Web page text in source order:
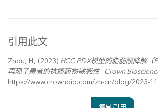
引用此文
Zhou, H., (2023) HCC PDX模型的脂肪酸降解
再现了患者的抗癌药物敏感性 - Crown
https://www.crownbio.com/zh-cn/blog/2023-